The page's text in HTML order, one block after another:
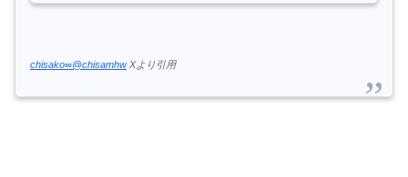
chisako∞@chisamhwXより引用